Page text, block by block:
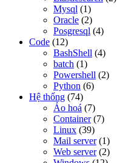
Mysql (1)
Oracle (2)
Posgresql (4)
Code (12)
BashShell (4)
batch (1)
Powershell (2)
Python (6)
Hệ thống (74)
Ảo hoá (7)
Container(7)
Linux (39)
Mail server(1)
Web server(2)